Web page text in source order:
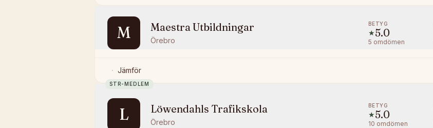
M Maestra Utbildningar
Örebro
BETYG
★5.0
5 omdömen
Jämför
STR-MEDLEM
L Löwendahls Trafikskola
Örebro
BETYG
★5.0
10 omdömen